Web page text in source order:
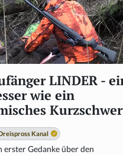
LINDER -
wie ein
Kanal
erster Gedanke über den